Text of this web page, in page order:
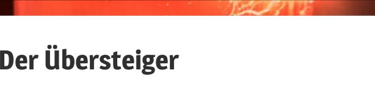
Der Übersteiger